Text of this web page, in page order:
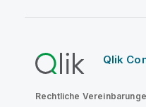
Qlik
Rechtliche